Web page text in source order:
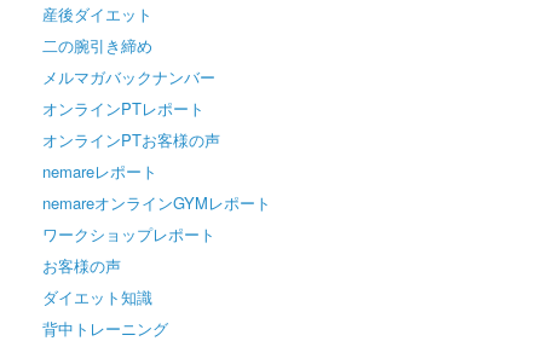
産後ダイエット
二の腕引き締め
メルマガバックナンバー
オンラインPTレポート
オンラインPTお客様の声
nemareレポート
nemareオンラインGYMレポート
ワークショップレポート
お客様の声
ダイエット知識
背中トレーニング